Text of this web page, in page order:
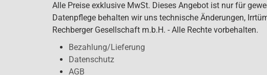
Alle Preise exklusive MwSt. Dieses Angebot ist nur für
Datenpflege behalten wir uns technische Änderungen,
Rechberger Gesellschaft m.b.H. - Alle Rechte vorbehalten.
Bezahlung/Lieferung
Datenschutz
AGB